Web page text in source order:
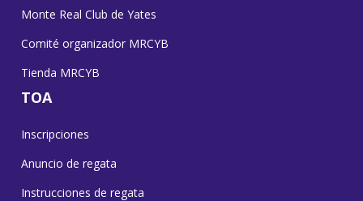
Monte Real Club de Yates
Comité organizador MRCYB
Tienda MRCYB
TOA
Inscripciones
Anuncio de regata
Instrucciones de regata